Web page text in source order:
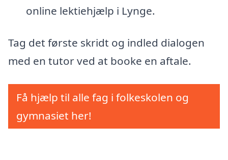
online lektiehjælp i Lynge.
Tag det første skridt og indled dialogen
med en tutor ved at booke en aftale.
Få hjælp til alle fag i folkeskolen og
gymnasiet her!